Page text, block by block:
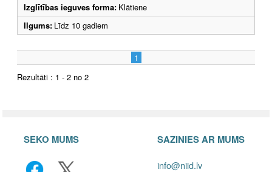
Izglītības ieguves forma: Klātiene
Ilgums: Līdz 10 gadiem
1
Rezultāti : 1 - 2 no 2
SEKO MUMS SAZINIES AR MUMS
info@niid.lv